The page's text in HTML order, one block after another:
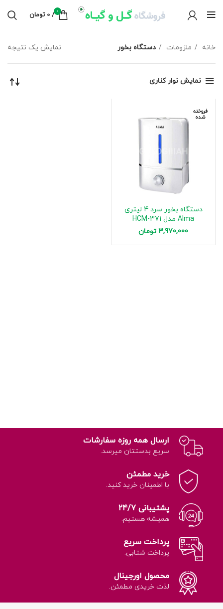
0
/
0 تومان
خانه ملزومات دستگاه بخور نمایش یک نتیجه
نمایش نوار کناری
فروخته
شده
دستگاه بخور سرد 4 لیتری
Alma مدل HCM-371
3,970,000 تومان
ارسال همه روزه سفارشات
سریع بدستتان میرسد.
خرید مطمئن
با اطمینان خرید کنید.
پشتیبانی 24/7
همیشه هستیم.
پرداخت سریع
پرداخت شتابی.
محصول اورجینال
لذت خریدی مطمئن.